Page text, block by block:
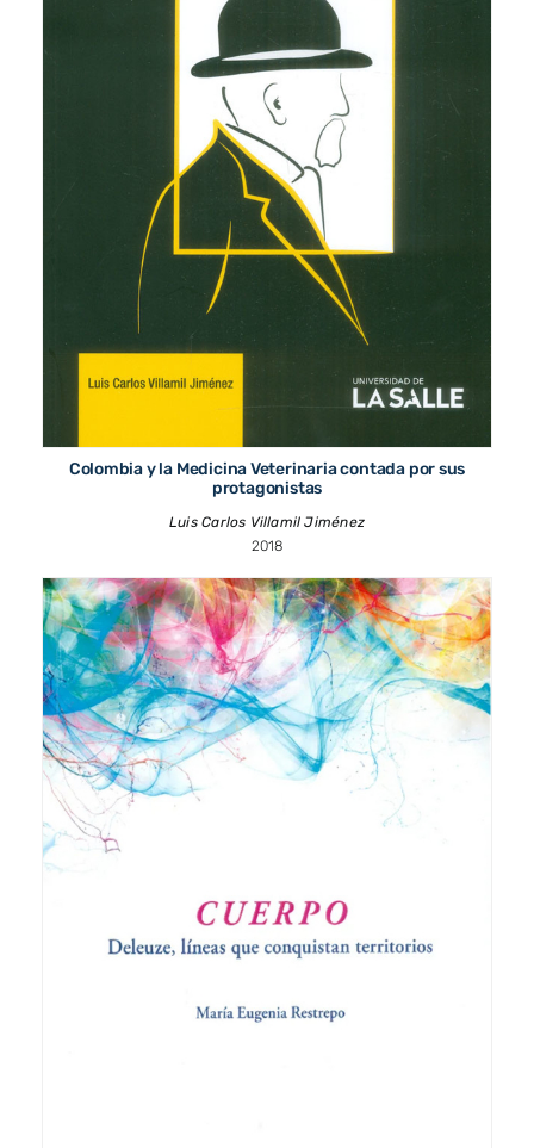
Colombia y la Medicina Veterinaria contada por sus
protagonistas
Luis Carlos Villamil Jiménez
2018